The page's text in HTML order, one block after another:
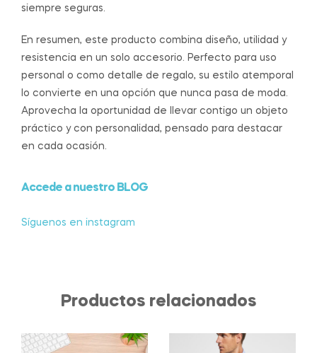
siempre seguras.
En resumen, este producto combina diseño, utilidad y
resistencia en un solo accesorio. Perfecto para uso
personal o como detalle de regalo, su estilo atemporal
lo convierte en una opción que nunca pasa de moda.
Aprovecha la oportunidad de llevar contigo un objeto
práctico y con personalidad, pensado para destacar
en cada ocasión.
Accede a nuestro BLOG
Síguenos en instagram
Productos relacionados